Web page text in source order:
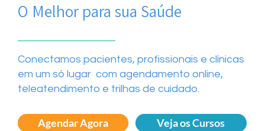
Agendar Agora Veja os Cursos
O Melhor para sua Saúde
Conectamos pacientes, profissionais e clínicas
em um só lugar com agendamento online,
teleatendimento e trilhas de cuidado.